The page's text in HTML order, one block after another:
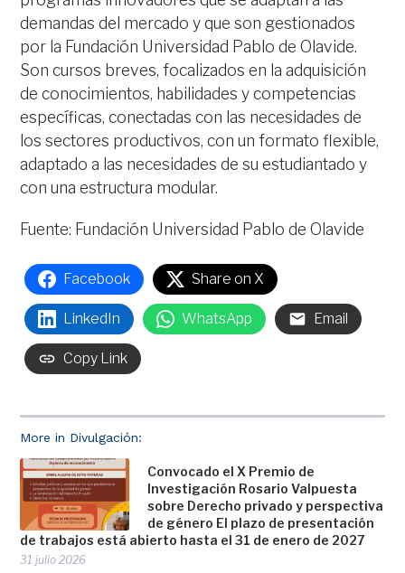
More in Divulgación:
Convocado el X Premio de
Investigación Rosario Valpuesta
sobre Derecho privado y perspectiva
de género El plazo de presentación
de trabajos está abierto hasta el 31 de enero de 2027
31 julio 2026
demandas del mercado y que son gestionados
por la Fundación Universidad Pablo de Olavide.
Son cursos breves, focalizados en la adquisición
de conocimientos, habilidades y competencias
específicas, conectadas con las necesidades de
los sectores productivos, con un formato flexible,
adaptado a las necesidades de su estudiantado y
con una estructura modular.
Fuente: Fundación Universidad Pablo de Olavide
Facebook Share on X
LinkedIn WhatsApp Email
Copy Link